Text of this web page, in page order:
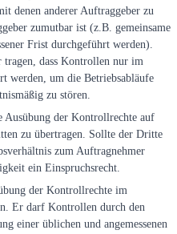
denen anderer Auftraggeber zu
zumutbar ist (z.B. gemeinsame
Frist durchgeführt werden).
dass Kontrollen nur im
werden, um die Betriebsabläufe
zu stören.
Ausübung der Kontrollrechte auf
zu übertragen. Sollte der Dritte
zum Auftragnehmer
ein Einspruchsrecht.
der Kontrollrechte im
Er darf Kontrollen durch den
einer üblichen und angemessenen